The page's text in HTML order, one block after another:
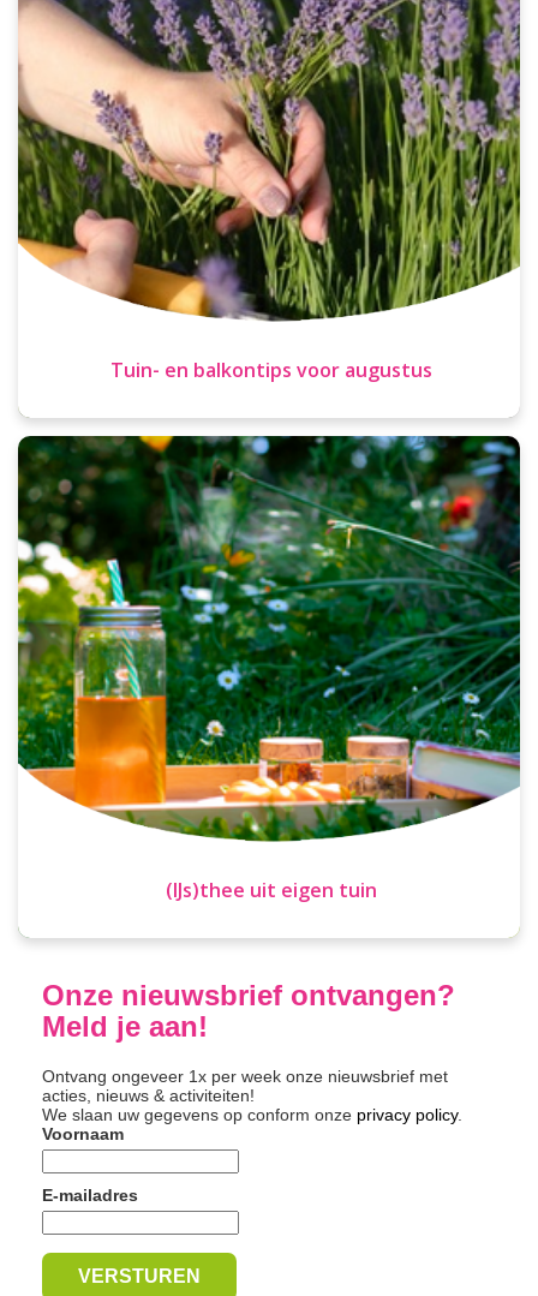
Tuin- en balkontips voor augustus
(IJs)thee uit eigen tuin
Onze nieuwsbrief ontvangen?
Meld je aan!
Ontvang ongeveer 1x per week onze nieuwsbrief met
acties, nieuws & activiteiten!
We slaan uw gegevens op conform onze privacy policy.
Voornaam
E-mailadres